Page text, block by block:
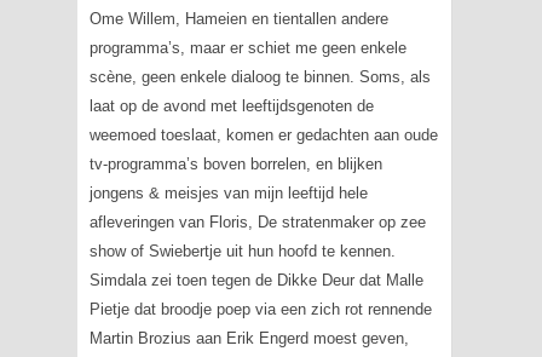
Ome Willem, Hameienen tientallen andere
programma’s, maar er schiet me geen enkele
scène, geen enkele dialoog te binnen. Soms, als
laat op de avond met leeftijdsgenoten de
weemoed toeslaat, komen er gedachten aan oude
tv-programma’s boven borrelen, en blijken
jongens & meisjes van mijn leeftijd hele
afleveringen van Floris
De stratenmaker op zee
showof Swiebertjeuit hun hoofd te kennen.
Simdala zei toen tegen de Dikke Deur dat Malle
Pietjedat broodje poep via een zich rot rennende
Martin Brozius aan Erik Engerd moest geven,